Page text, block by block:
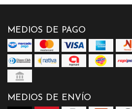
MEDIOS DE PAGO
MEDIOS DE ENVÍO